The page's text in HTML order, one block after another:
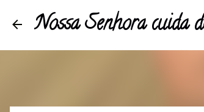
Nossa Senhora